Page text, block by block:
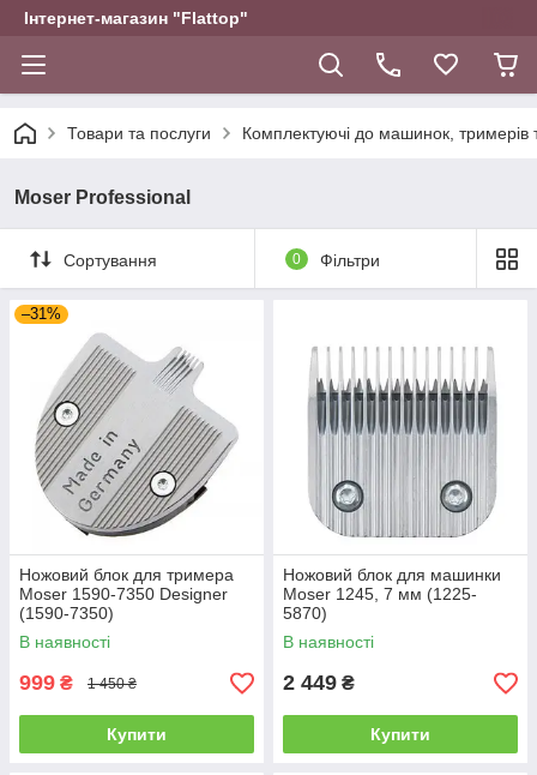
Інтернет-магазин "Flattop"
Товари та послуги Комплектуючі до машинок, тримерів
Moser Professional
Сортування 0 Фільтри
–31%
Ножовий блок для тримера
Moser 1590-7350 Designer
(1590-7350)
В наявності
999 ₴ 1 450 ₴
Купити
Ножовий блок для машинки
Moser 1245, 7 мм (1225-
5870)
В наявності
2 449 ₴
Купити